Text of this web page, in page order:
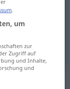
.
um
zur
Zugriff auf
und Inhalte,
und